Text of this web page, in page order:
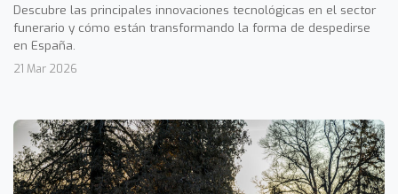
Descubre las principales innovaciones tecnológicas en el sector
funerario y cómo están transformando la forma de despedirse
en España.
21 Mar 2026